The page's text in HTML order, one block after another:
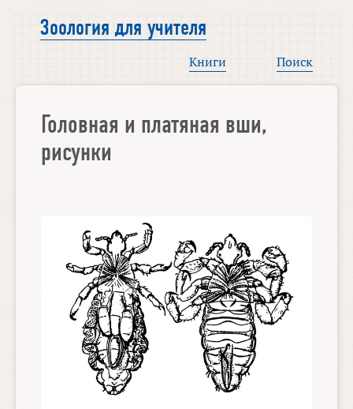
Зоология для учителя
Книги Поиск
Головная и платяная вши,
рисунки